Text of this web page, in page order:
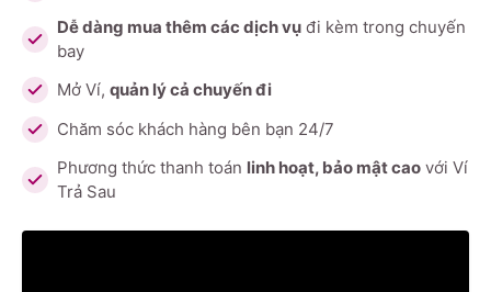
Dễ dàng mua thêm các dịch vụ đi kèm trong chuyến
bay
Mở Ví, quản lý cả chuyến đi
Chăm sóc khách hàng bên bạn 24/7
Phương thức thanh toán linh hoạt, bảo mật cao với Ví
Trả Sau